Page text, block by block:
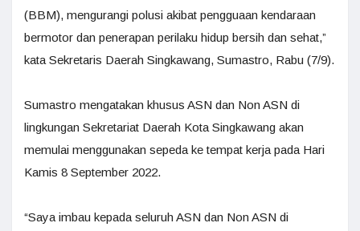
(BBM), mengurangi polusi akibat pengguaan kendaraan
bermotor dan penerapan perilaku hidup bersih dan sehat,”
kata Sekretaris Daerah Singkawang, Sumastro, Rabu (7/9).
Sumastro mengatakan khusus ASN dan Non ASN di
lingkungan Sekretariat Daerah Kota Singkawang akan
memulai menggunakan sepeda ke tempat kerja pada Hari
Kamis 8 September 2022.
“Saya imbau kepada seluruh ASN dan Non ASN di